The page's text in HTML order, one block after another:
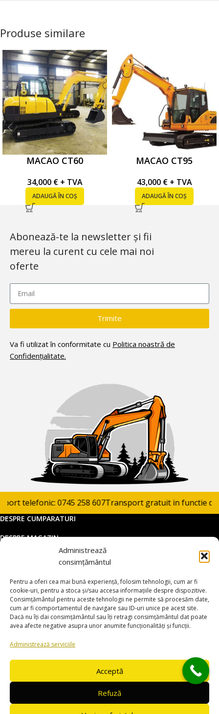
Administrează
consimțământul
Pentru a oferi cea mai bună experiență, folosim tehnologii, cum ar fi
cookie-uri, pentru a stoca și/sau accesa informațiile despre dispozitive.
Consimțământul pentru aceste tehnologii ne permite să procesăm date,
cum ar fi comportamentul de navigare sau ID-uri unice pe acest site.
Dacă nu îți dai consimțământul sau îți retragi consimțământul dat poate
avea afecte negative asupra unor anumite funcționalități și funcții.
Administrează serviciile
Acceptă
Refuză
Produse similare
MACAO CT60
34,000 € + TVA
ADAUGĂ ÎN COȘ
MACAO CT95
43,000 € + TVA
ADAUGĂ ÎN COȘ
Abonează-te la newsletter și fii
mereu la curent cu cele mai noi
oferte
Trimite
Va fi utilizat în conformitate cu Politica noastră de
Confidențialitate.
telefonic: 0745 258 607Transport gratuit in functie de
DESPRE CUMPARATURI
DESPRE MAGAZIN
© 2025 utilajemacao.ro. Toate drepturile rezervate
Magazin online dezvoltat dewww.smartsites.ro